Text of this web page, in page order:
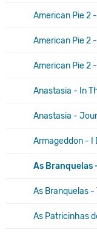
American Pie 2
American Pie 2
American Pie 2 -
Anastasia - In
Anastasia -
Armageddon - I
As Branquelas
As Branquelas -
As Patricinhas